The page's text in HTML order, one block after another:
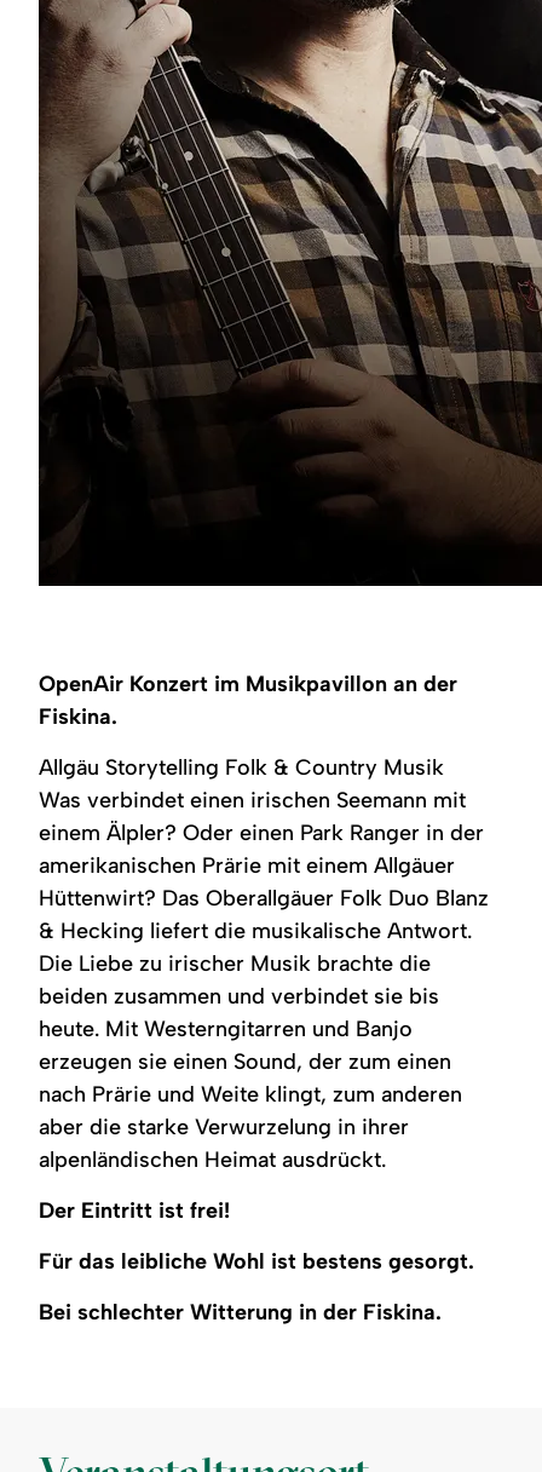
OpenAir Konzert im Musikpavillon an der
Fiskina.
Allgäu Storytelling Folk & Country Musik
Was verbindet einen irischen Seemann mit
einem Älpler? Oder einen Park Ranger in der
amerikanischen Prärie mit einem Allgäuer
Hüttenwirt? Das Oberallgäuer Folk Duo Blanz
& Hecking liefert die musikalische Antwort.
Die Liebe zu irischer Musik brachte die
beiden zusammen und verbindet sie bis
heute. Mit Westerngitarren und Banjo
erzeugen sie einen Sound, der zum einen
nach Prärie und Weite klingt, zum anderen
aber die starke Verwurzelung in ihrer
alpenländischen Heimat ausdrückt.
Der Eintritt ist frei!
Für das leibliche Wohl ist bestens gesorgt.
Bei schlechter Witterung in der Fiskina.